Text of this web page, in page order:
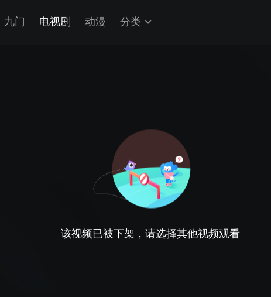
九门 电视剧 动漫 分类
该视频已被下架，请选择其他视频观看